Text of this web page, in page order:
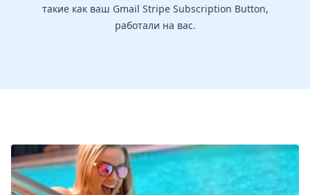
такие как ваш Gmail Stripe Subscription Button,
работали на вас.